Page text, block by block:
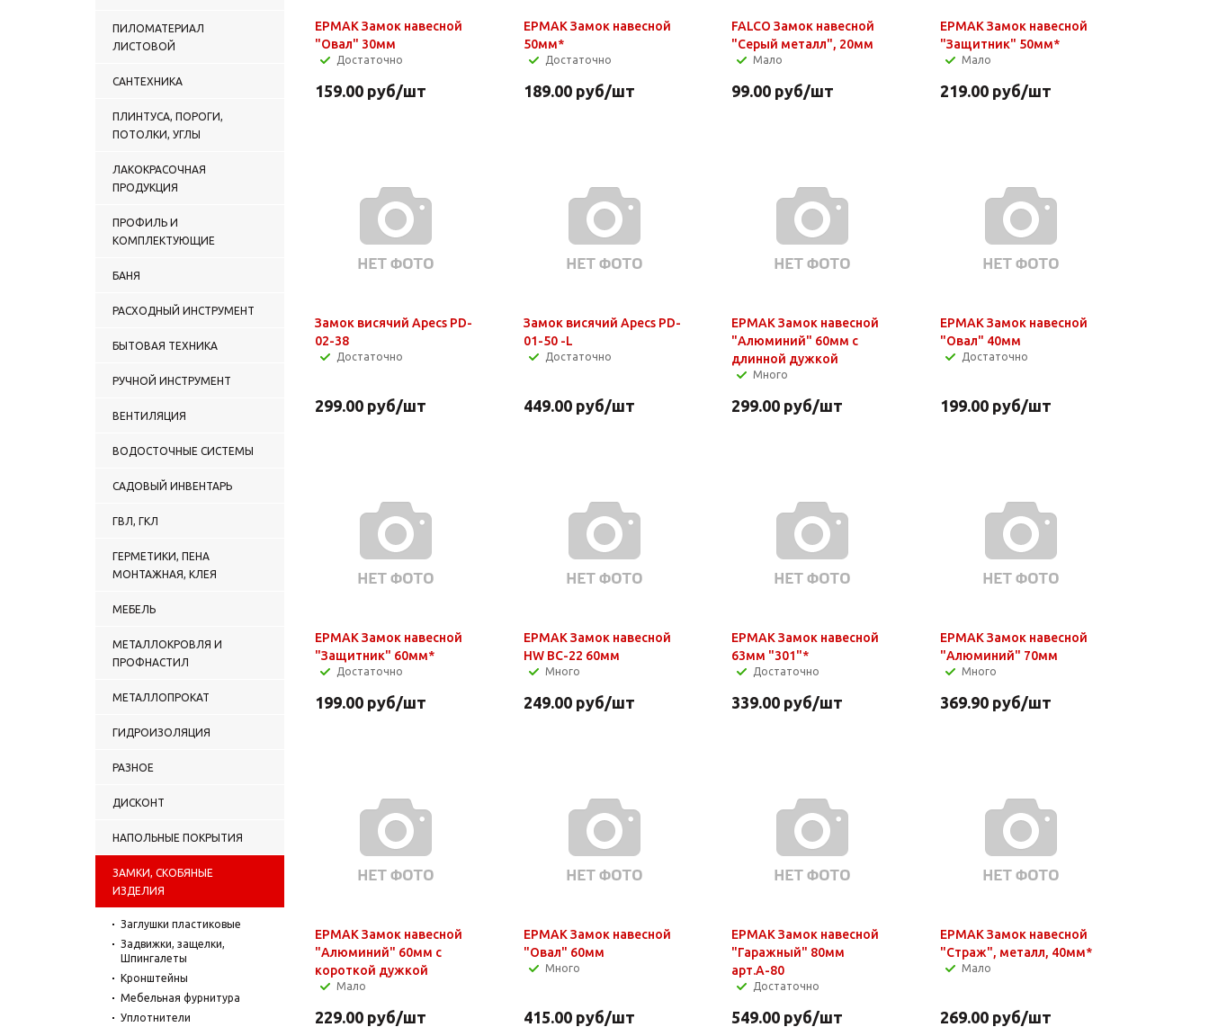
ПИЛОМАТЕРИАЛ
ЛИСТОВОЙ
САНТЕХНИКА
ПЛИНТУСА, ПОРОГИ,
ПОТОЛКИ, УГЛЫ
ЛАКОКРАСОЧНАЯ
ПРОДУКЦИЯ
ПРОФИЛЬ И
КОМПЛЕКТУЮЩИЕ
БАНЯ
РАСХОДНЫЙ ИНСТРУМЕНТ
БЫТОВАЯ ТЕХНИКА
РУЧНОЙ ИНСТРУМЕНТ
ВЕНТИЛЯЦИЯ
ВОДОСТОЧНЫЕ СИСТЕМЫ
САДОВЫЙ ИНВЕНТАРЬ
ГВЛ, ГКЛ
ГЕРМЕТИКИ, ПЕНА
МОНТАЖНАЯ, КЛЕЯ
МЕБЕЛЬ
МЕТАЛЛОКРОВЛЯ И
ПРОФНАСТИЛ
МЕТАЛЛОПРОКАТ
ГИДРОИЗОЛЯЦИЯ
РАЗНОЕ
ДИСКОНТ
НАПОЛЬНЫЕ ПОКРЫТИЯ
ЗАМКИ, СКОБЯНЫЕ
ИЗДЕЛИЯ
Заглушки пластиковые
Задвижки, защелки,
Шпингалеты
Кронштейны
Мебельная фурнитура
Уплотнители
ЕРМАК Замок навесной
"Овал" 30мм
Достаточно
159.00 руб/шт
ЕРМАК Замок навесной
50мм*
Достаточно
189.00руб/шт
FALCO Замок навесной
"Серый металл", 20мм
Мало
99.00 руб/шт
ЕРМАК Замок навесной
"Защитник" 50мм*
Мало
219.00руб/шт
Замок висячий Apecs PD-
02-38
Достаточно
299.00 руб/шт
Замок висячий Apecs PD-
01-50 -L
Достаточно
449.00руб/шт
ЕРМАК Замок навесной
"Алюминий" 60мм с
длинной дужкой
Много
299.00 руб/шт
ЕРМАК Замок навесной
"Овал" 40мм
Достаточно
199.00руб/шт
ЕРМАК Замок навесной
"Защитник" 60мм*
Достаточно
199.00 руб/шт
ЕРМАК Замок навесной
HW BC-22 60мм
Много
249.00руб/шт
ЕРМАК Замок навесной
63мм "301"*
Достаточно
339.00 руб/шт
ЕРМАК Замок навесной
"Алюминий" 70мм
Много
369.90руб/шт
ЕРМАК Замок навесной
"Алюминий" 60мм с
короткой дужкой
Мало
229.00 руб/шт
ЕРМАК Замок навесной
"Овал" 60мм
Много
415.00руб/шт
ЕРМАК Замок навесной
"Гаражный" 80мм
арт.А-80
Достаточно
549.00 руб/шт
ЕРМАК Замок навесной
"Страж", металл, 40мм*
Мало
269.00руб/шт